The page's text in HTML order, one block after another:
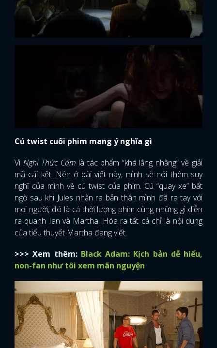
Cú twist cuối phim mang ý nghĩa gì
Vì Nghi Thức Cấm là tác phẩm “khá lằng nhằng” về giải
mã cái kết. Nên ở bài viết này, mình sẽ nói thêm suy
nghĩ của mình về cú twist của phim. Cú “quay xe” bất
ngờ sau khi Jules nhận ra bản thân mình đã ra tay với
mọi người, đó là cả thời lượng phim cùng những gì diễn
ra quanh Ian và Martha. Hóa ra tất cả chỉ là nội dung
của tiểu thuyết Martha đang viết.
>>> Xem thêm: Black Adam: Kịch bản dễ hiểu,
non-fan như tôi xem mãn nguyện